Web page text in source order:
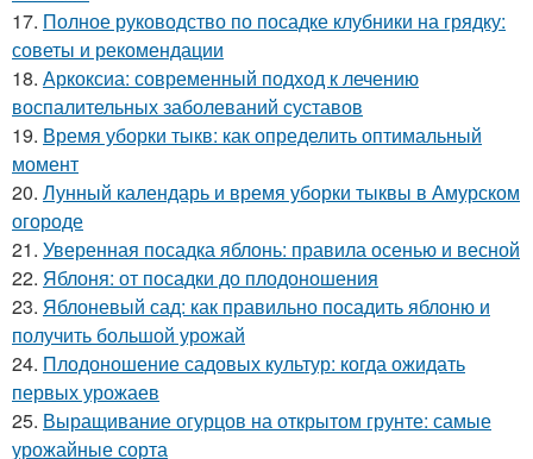
17. Полное руководство по посадке клубники на грядку:
советы и рекомендации
18. Аркоксиа: современный подход к лечению
воспалительных заболеваний суставов
19. Время уборки тыкв: как определить оптимальный
момент
20. Лунный календарь и время уборки тыквы в Амурском
огороде
21. Уверенная посадка яблонь: правила осенью и весной
22. Яблоня: от посадки до плодоношения
23. Яблоневый сад: как правильно посадить яблоню и
получить большой урожай
24. Плодоношение садовых культур: когда ожидать
первых урожаев
25. Выращивание огурцов на открытом грунте: самые
урожайные сорта